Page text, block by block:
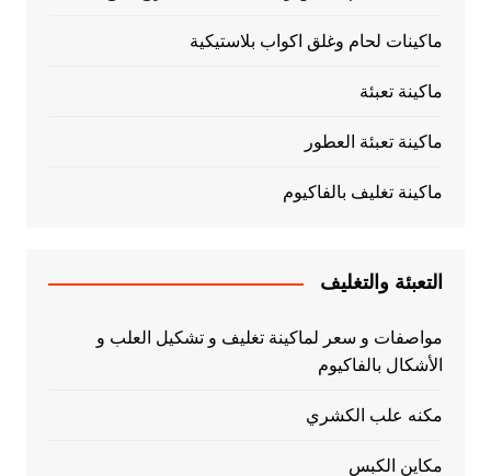
ماكينات لحام وغلق اكواب بلاستيكية
ماكينة تعبئة
ماكينة تعبئة العطور
ماكينة تغليف بالفاكيوم
التعبئة والتغليف
مواصفات و سعر لماكينة تغليف و تشكيل العلب و
الأشكال بالفاكيوم
مكنه علب الكشري
مكاين الكبس